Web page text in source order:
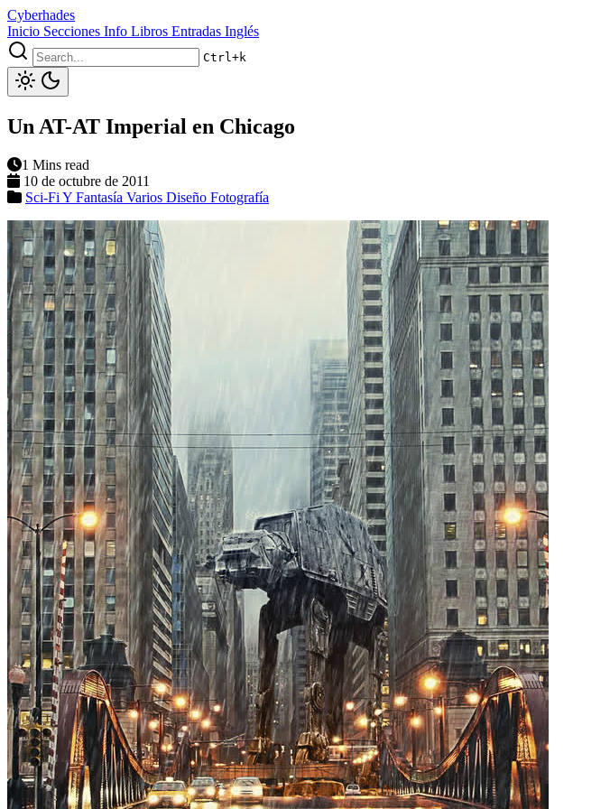
Cyberhades
Inicio Secciones Info Libros Entradas Inglés
Ctrl+k
Un AT-AT Imperial en Chicago
1 Mins read
10 de octubre de 2011
Sci-Fi Y Fantasía Varios Diseño Fotografía